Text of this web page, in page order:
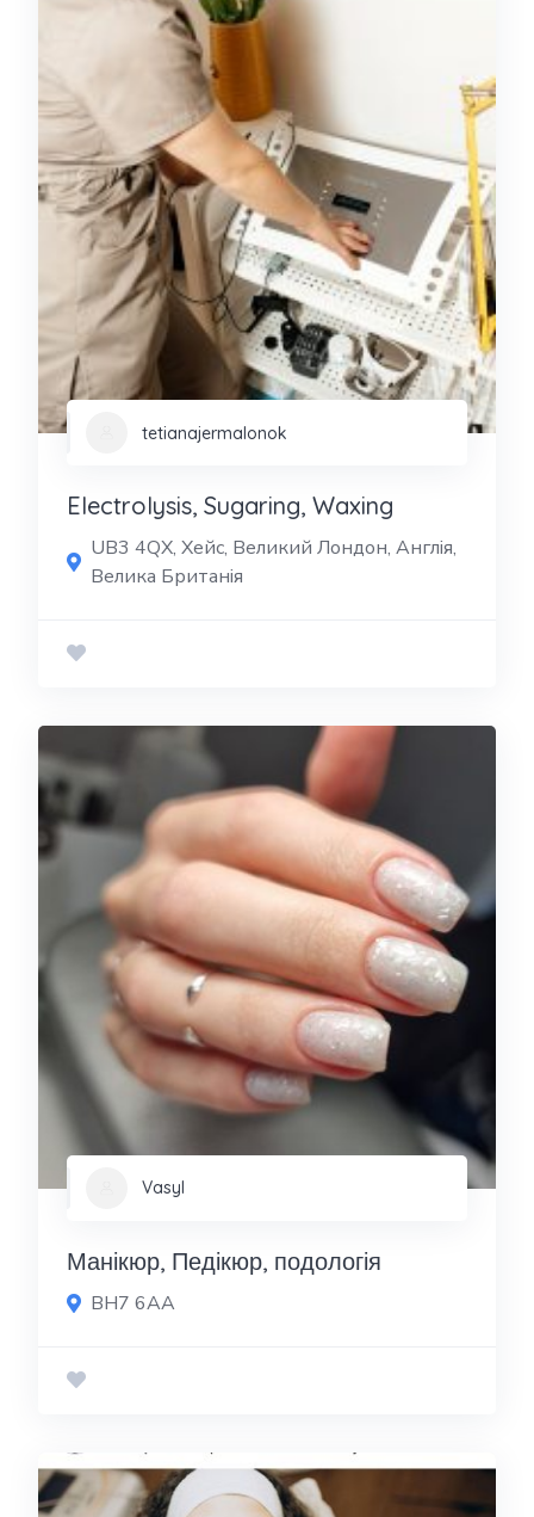
tetianajermalonok
Electrolysis, Sugaring, Waxing
UB3 4QX, Хейс, Великий Лондон, Англія,
Велика Британія
Vasyl
Манікюр, Педікюр, подологія
BH7 6AA